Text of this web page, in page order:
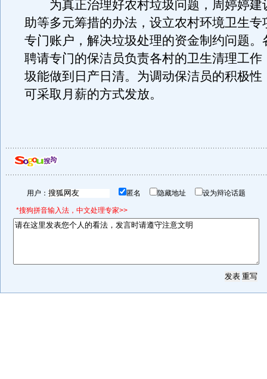
为真正治理好农村垃圾问题，周婷婷建
助等多元筹措的办法，设立农村环境卫生专
专门账户，解决垃圾处理的资金制约问题。
聘请专门的保洁员负责各村的卫生清理工作
圾能做到日产日清。为调动保洁员的积极性
可采取月薪的方式发放。
用户： 匿名 隐藏地址 设为辩论话题
*搜狗拼音输入法，中文处理专家>>